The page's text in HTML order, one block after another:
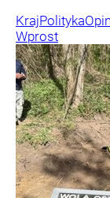
KrajPolityka
Wprost